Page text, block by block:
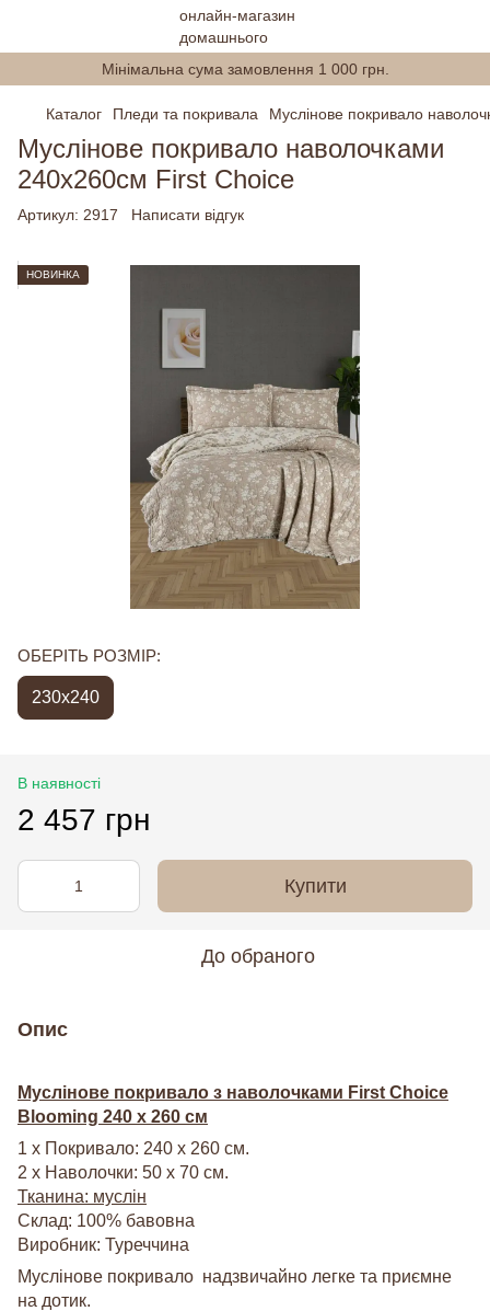
Мінімальна сума замовлення 1 000 грн.
Каталог Пледи та покривала Муслінове покривало
Муслінове покривало наволочками
240x260см First Choice
Артикул: 2917 Написати відгук
НОВИНКА
ОБЕРІТЬ РОЗМІР:
230х240
В наявності
2 457 грн
Купити
До обраного
Опис
Муслінове покривало з наволочками First Choice
Blooming 240 х 260 см
1 х Покривало: 240 х 260 см.
2 х Наволочки: 50 х 70 см.
Тканина: муслін
Склад: 100% бавовна
Виробник: Туреччина
Муслінове покривало надзвичайно легке та приємне
на дотик.